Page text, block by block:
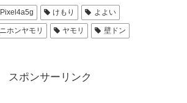
Pixel4a5g けもり よよい
ニホンヤモリ ヤモリ 壁ドン
スポンサーリンク